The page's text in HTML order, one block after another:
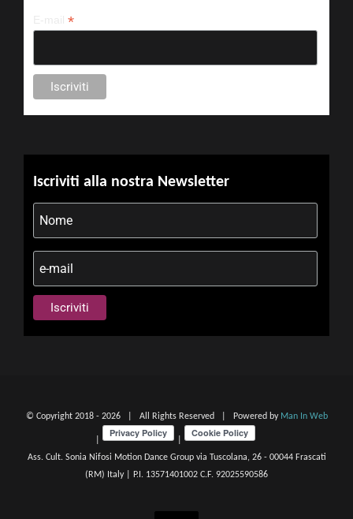
*
Iscriviti alla nostra Newsletter
© Copyright 2018 - 2026 | All Rights Reserved | Powered by Man In Web
Ass. Cult. Sonia Nifosi Motion Dance Group via Tuscolana, 26 - 00044 Frascati
(RM) Italy | P.I. 13571401002 C.F. 92025590586